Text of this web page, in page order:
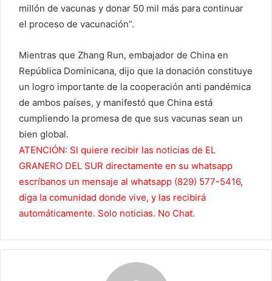
millón de vacunas y donar 50 mil más para continuar
el proceso de vacunación”.
Mientras que Zhang Run, embajador de China en
República Dominicana, dijo que la donación constituye
un logro importante de la cooperación anti pandémica
de ambos países, y manifestó que China está
cumpliendo la promesa de que sus vacunas sean un
bien global.
ATENCIÓN: SI quiere recibir las noticias de EL
GRANERO DEL SUR directamente en su whatsapp
escríbanos un mensaje al whatsapp (829) 577-5416,
diga la comunidad donde vive, y las recibirá
automáticamente. Solo noticias. No Chat.